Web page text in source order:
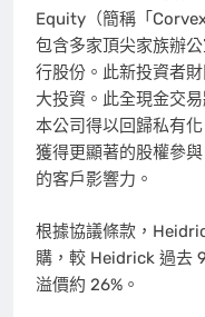
Equity（簡稱「
包含多家頂尖家族辦
行股份。此新投資者
大投資。此全現金交
本公司得以回歸私有
獲得更顯著的股權參
的客戶影響力。
根據協議條款，
購，較 Heidrick 過去
溢價約 26%。